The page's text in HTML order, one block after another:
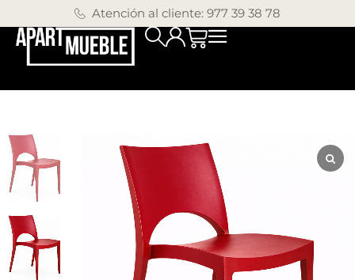
Atención al cliente: 977 39 38 78